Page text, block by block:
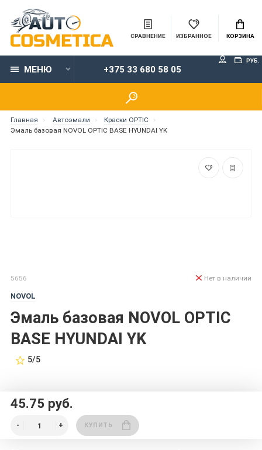
СРАВНЕНИЕ ИЗБРАННОЕ КОРЗИНА
МЕНЮ +375 33 680 58 05
РУБ.
Главная Автоэмали
Краски OPTIC
Эмаль базовая NOVOL OPTIC BASE HYUNDAI YK
5656
NOVOL
Эмаль базовая NOVOL OPTIC
BASE HYUNDAI YK
5/5
Нет в наличии
45.75 руб.
КУПИТЬ